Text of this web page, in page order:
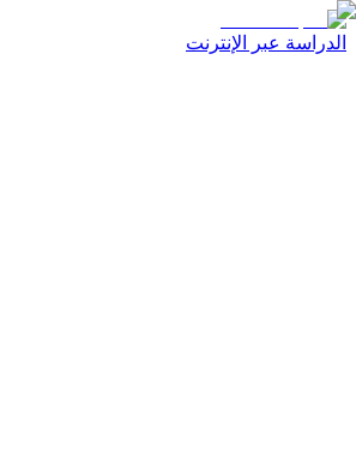
الدراسة عبر الإنترنت